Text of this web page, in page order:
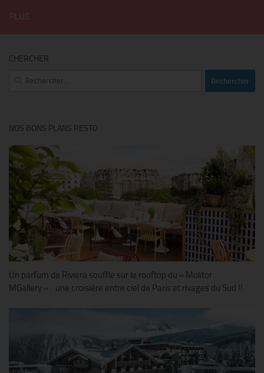
CHERCHER
Rechercher :
NOS BONS PLANS RESTO
Un parfum de Riviera souffle sur le rooftop du « Molitor
MGallery » : une croisière entre ciel de Paris et rivages du Sud !!